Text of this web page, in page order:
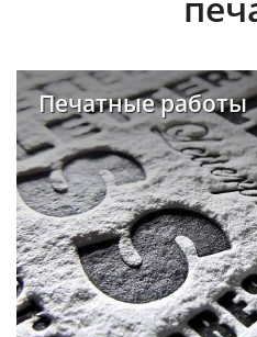
Печатные работы